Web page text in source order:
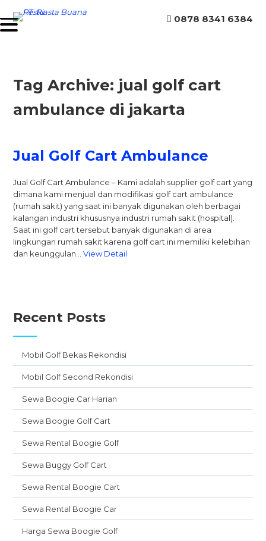
0878 8341 6384
Tag Archive: jual golf cart
ambulance di jakarta
Jual Golf Cart Ambulance
Jual Golf Cart Ambulance – Kami adalah supplier golf cart yang
dimana kami menjual dan modifikasi golf cart ambulance
(rumah sakit) yang saat ini banyak digunakan oleh berbagai
kalangan industri khususnya industri rumah sakit (hospital).
Saat ini golf cart tersebut banyak digunakan di area
lingkungan rumah sakit karena golf cart ini memiliki kelebihan
dan keunggulan…View Detail
Recent Posts
Mobil Golf Bekas Rekondisi
Mobil Golf Second Rekondisi
Sewa Boogie Car Harian
Sewa Boogie Golf Cart
Sewa Rental Boogie Golf
Sewa Buggy Golf Cart
Sewa Rental Boogie Cart
Sewa Rental Boogie Car
Harga Sewa Boogie Golf